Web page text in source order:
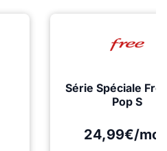
Série Spéciale
Pop S
24,99€/